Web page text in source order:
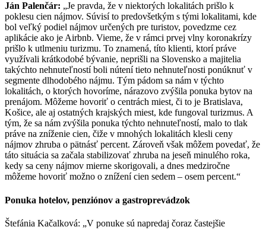
Ján Palenčár: „Je pravda, že v niektorých lokalitách prišlo k
poklesu cien nájmov. Súvisí to predovšetkým s tými lokalitami, kde
bol veľký podiel nájmov určených pre turistov, povedzme cez
aplikácie ako je Airbnb. Vieme, že v rámci prvej vlny koronakrízy
prišlo k utlmeniu turizmu. To znamená, títo klienti, ktorí práve
využívali krátkodobé bývanie, neprišli na Slovensko a majitelia
takýchto nehnuteľností boli nútení tieto nehnuteľnosti ponúknuť v
segmente dlhodobého nájmu. Tým pádom sa nám v týchto
lokalitách, o ktorých hovoríme, nárazovo zvýšila ponuka bytov na
prenájom. Môžeme hovoriť o centrách miest, či to je Bratislava,
Košice, ale aj ostatných krajských miest, kde fungoval turizmus. A
tým, že sa nám zvýšila ponuka týchto nehnuteľností, malo to tlak
práve na zníženie cien, čiže v mnohých lokalitách klesli ceny
nájmov zhruba o pätnásť percent. Zároveň však môžem povedať, že
táto situácia sa začala stabilizovať zhruba na jeseň minulého roka,
kedy sa ceny nájmov mierne skorigovali, a dnes medziročne
môžeme hovoriť možno o znížení cien sedem – osem percent.“
Ponuka hotelov, penziónov a gastroprevádzok
Štefánia Kačalková: „V ponuke sú napredaj čoraz častejšie